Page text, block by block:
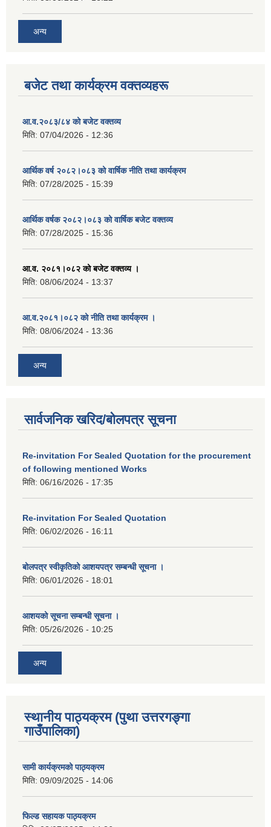
अन्य
बजेट तथा कार्यक्रम वक्तव्यहरू
आ.व.२०८३/८४ को बजेट वक्तव्य
मिति: 07/04/2026 - 12:36
आर्थिक वर्ष २०८२।०८३ को वार्षिक नीति तथा कार्यक्रम
मिति: 07/28/2025 - 15:39
आर्थिक वर्षक २०८२।०८३ को वार्षिक बजेट वक्तव्य
मिति: 07/28/2025 - 15:36
आ.व. २०८१।०८२ को बजेट वक्तव्य ।
मिति: 08/06/2024 - 13:37
आ.व.२०८१।०८२ को नीति तथा कार्यक्रम ।
मिति: 08/06/2024 - 13:36
अन्य
सार्वजनिक खरिद/बोलपत्र सूचना
Re-invitation For Sealed Quotation for the procurement
of following mentioned Works
मिति: 06/16/2026 - 17:35
Re-invitation For Sealed Quotation
मिति: 06/02/2026 - 16:11
बोलपत्र स्वीकृतिको आशयपत्र सम्बन्धी सूचना ।
मिति: 06/01/2026 - 18:01
आशयको सूचना सम्बन्धी सूचना ।
मिति: 05/26/2026 - 10:25
अन्य
स्थानीय पाठ्यक्रम (पुथा उत्तरगङ्गा
गाउँपालिका)
सामी कार्यक्रमको पाठ्यक्रम
मिति: 09/09/2025 - 14:06
फिल्ड सहायक पाठ्यक्रम